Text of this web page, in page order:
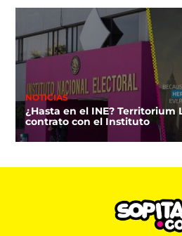
NOTICIAS
¿Hasta en el INE?
contrato con el Instituto